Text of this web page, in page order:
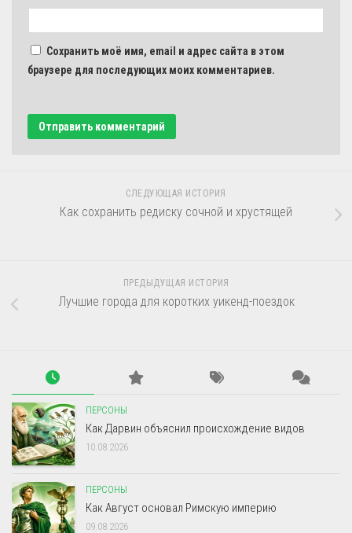
Сохранить моё имя, email и адрес сайта в этом
браузере для последующих моих комментариев.
СЛЕДУЮЩАЯ ИСТОРИЯ
Как сохранить редиску сочной и хрустящей
ПРЕДЫДУЩАЯ ИСТОРИЯ
Лучшие города для коротких уикенд-поездок
ПЕРСОНЫ
Как Дарвин объяснил происхождение видов
10.08.2026
ПЕРСОНЫ
Как Август основал Римскую империю
09.08.2026